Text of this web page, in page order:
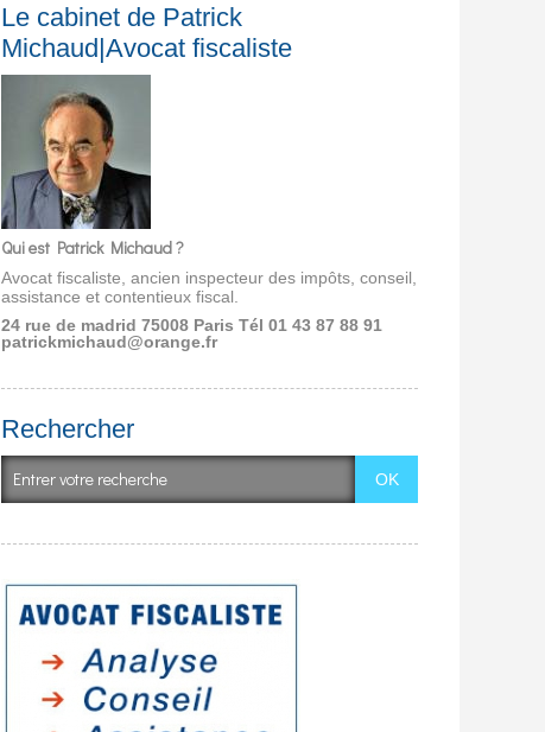
Le cabinet de Patrick
Michaud|Avocat fiscaliste
Qui est Patrick Michaud ?
Avocat fiscaliste, ancien inspecteur des impôts, conseil,
assistance et contentieux fiscal.
24 rue de madrid 75008 ParisTél 01 43 87 88 91
patrickmichaud@orange.fr
Rechercher